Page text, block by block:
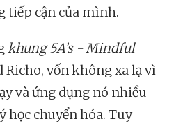
tiếp cận của mình.
khung 5A’s - Mindful
Richo, vốn không xa lạ vì
và ứng dụng nó nhiều
học chuyển hóa. Tuy